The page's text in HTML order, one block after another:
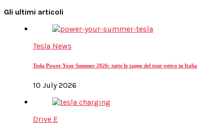
Gli ultimi articoli
Tesla News
Tesla Power Your Summer 2026: tutte le tappe del tour estivo in Italia
10 July 2026
Drive E